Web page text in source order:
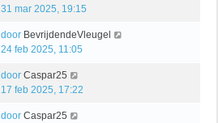
31 mar 2025, 19:15
door BevrijdendeVleugel
24 feb 2025, 11:05
door Caspar25
17 feb 2025, 17:22
door Caspar25